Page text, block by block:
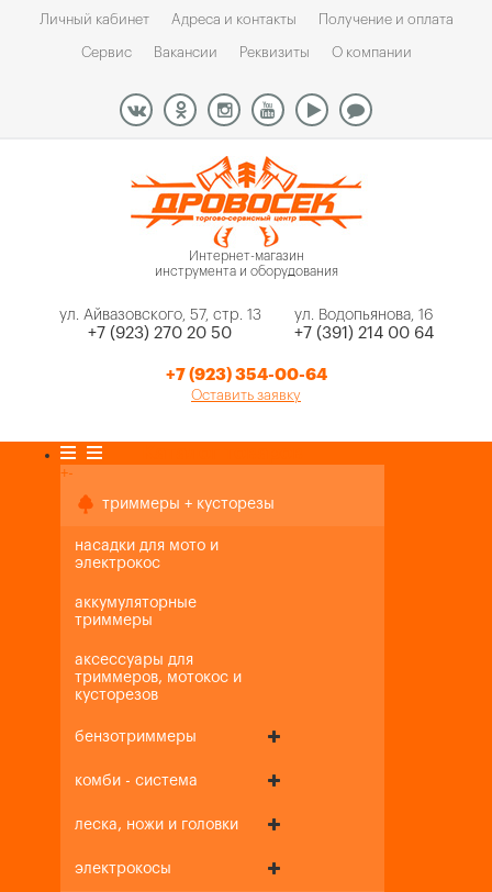
Личный кабинет Адреса и контакты Получение и оплата
Сервис Вакансии Реквизиты О компании
Интернет-магазин
инструмента и оборудования
ул. Айвазовского, 57, стр. 13
+7 (923) 270 20 50
ул. Водопьянова, 16
+7 (391) 214 00 64
+7 (923) 354-00-64
Оставить заявку
+-
триммеры + кусторезы
насадки для мото и
электрокос
аккумуляторные
триммеры
аксессуары для
триммеров, мотокос и
кусторезов
бензотриммеры
комби - система
леска, ножи и головки
электрокосы